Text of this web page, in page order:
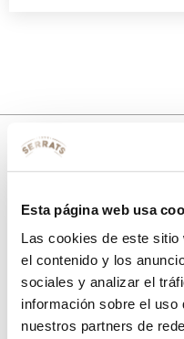
Esta página web usa
Las cookies de este
el contenido y los
sociales y analizar el
información sobre el uso
nuestros partners de
con tu
Apúntatea nuestra
disfruta de
un 10% de